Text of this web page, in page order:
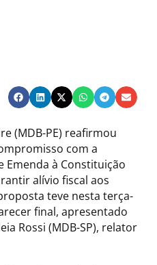
(MDB-PE) reafirmou
com a
Emenda à Constituição
alívio fiscal aos
teve nesta terça-
final, apresentado
Rossi (MDB-SP), relator